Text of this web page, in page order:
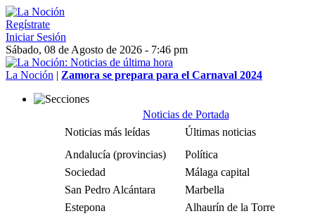
Regístrate
Iniciar Sesión
Sábado, 08 de Agosto de 2026 - 7:46 pm
La Noción | Zamora se prepara para el Carnaval 2024
Noticias de Portada
Noticias más leídas
Últimas noticias
Andalucía (provincias)
Política
Sociedad
Málaga capital
San Pedro Alcántara
Marbella
Estepona
Alhaurín de la Torre